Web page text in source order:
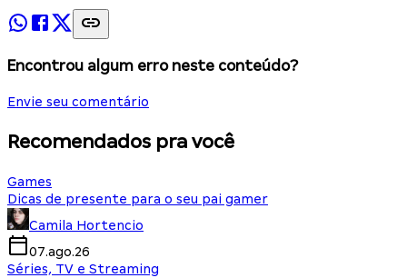
Encontrou algum erro neste conteúdo?
Envie seu comentário
Recomendados pra você
Games
Dicas de presente para o seu pai gamer
Camila Hortencio
07.ago.26
Séries, TV e Streaming